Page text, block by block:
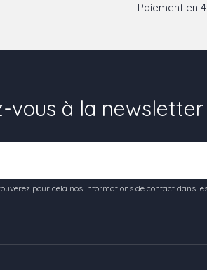
Paiement en
vous à la newsletter
pour cela nos informations de contact dans